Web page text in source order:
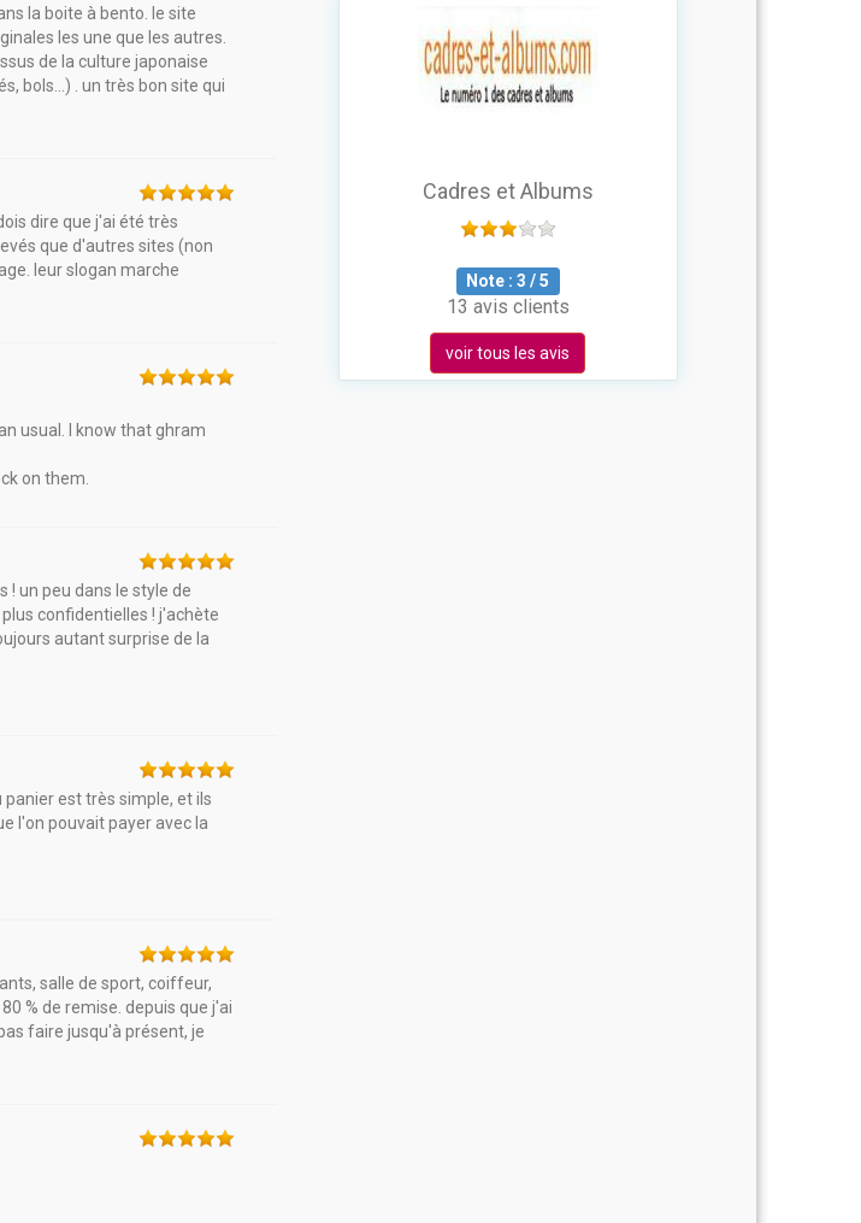
la boite à bento. le site
les une que les autres.
de la culture japonaise
bols...) . un très bon site qui
dire que j'ai été très
que d'autres sites (non
leur slogan marche
usual. I know that ghram
on them.
un peu dans le style de
confidentielles ! j'achète
autant surprise de la
est très simple, et ils
l'on pouvait payer avec la
salle de sport, coiffeur,
% de remise. depuis que j'ai
faire jusqu'à présent, je
Cadres et Albums
Note :3 /5
13 avis clients
voir tous les avis